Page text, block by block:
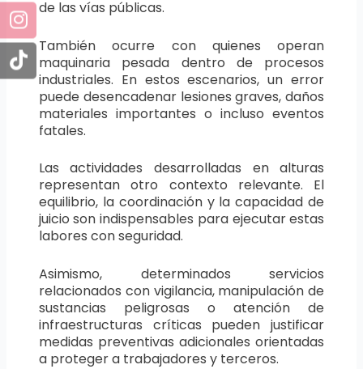
de las vías públicas.
También ocurre con quienes operan
maquinaria pesada dentro de procesos
industriales. En estos escenarios, un error
puede desencadenar lesiones graves, daños
materiales importantes o incluso eventos
fatales.
Las actividades desarrolladas en alturas
representan otro contexto relevante. El
equilibrio, la coordinación y la capacidad de
juicio son indispensables para ejecutar estas
labores con seguridad.
Asimismo, determinados servicios
relacionados con vigilancia, manipulación de
sustancias peligrosas o atención de
infraestructuras críticas pueden justificar
medidas preventivas adicionales orientadas
a proteger a trabajadores y terceros.